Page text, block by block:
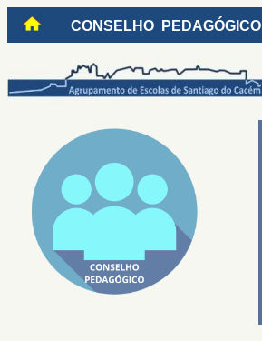
CONSELHO PEDAGÓGICO